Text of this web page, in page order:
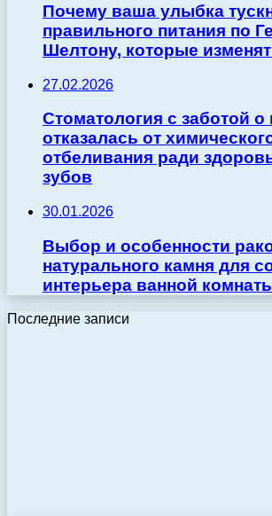
Почему ваша улыбка
правильного питания по
Шелтону, которые
27.02.2026
Стоматология с заботой о
отказалась от
отбеливания ради
зубов
30.01.2026
Выбор и особенности
натурального камня для
интерьера ванной
Последние записи